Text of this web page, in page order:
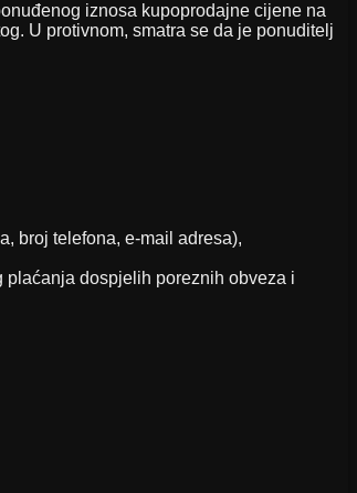
iznosa kupoprodajne cijene na
U protivnom, smatra se da je ponuditelj
broj telefona, e-mail adresa),
dospjelih poreznih obveza i